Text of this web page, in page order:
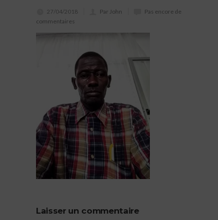
27/04/2018 Par John
Pas encore de
commentaires
Laisser un commentaire